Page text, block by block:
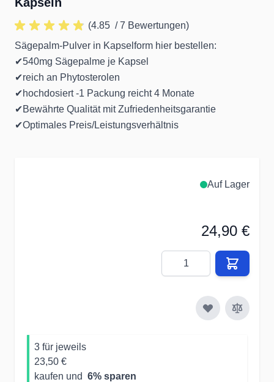
(4.85 / 7 Bewertungen)
Sägepalm-Pulver in Kapselform hier bestellen:
✔540mg Sägepalme je Kapsel
✔reich an Phytosterolen
✔hochdosiert -1 Packung reicht 4 Monate
✔Bewährte Qualität mit Zufriedenheitsgarantie
✔Optimales Preis/Leistungsverhältnis
Auf Lager
24,90 €
Menge
3 für jeweils
23,50 €
kaufen und 6% sparen